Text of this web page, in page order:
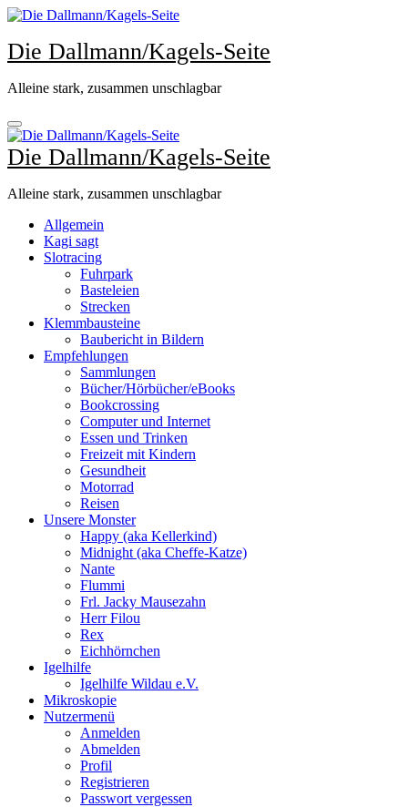
Zum
springen
Die Dallmann/Kagels-Seite
Alleine stark, zusammen unschlagbar
Die Dallmann/Kagels-Seite
Alleine stark, zusammen unschlagbar
Allgemein
Kagi sagt
Slotracing
Fuhrpark
Basteleien
Strecken
Klemmbausteine
Baubericht in Bildern
Empfehlungen
Sammlungen
Bücher/Hörbücher/eBooks
Bookcrossing
Computer und Internet
Essen und Trinken
Freizeit mit Kindern
Gesundheit
Motorrad
Reisen
Unsere Monster
Happy (aka Kellerkind)
Midnight (aka Cheffe-Katze)
Nante
Flummi
Frl. Jacky Mausezahn
Herr Filou
Rex
Eichhörnchen
Igelhilfe
Igelhilfe Wildau e.V.
Mikroskopie
Nutzermenü
Anmelden
Abmelden
Profil
Registrieren
Passwort vergessen